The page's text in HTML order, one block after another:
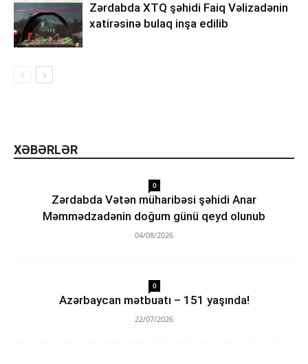
Zərdabda XTQ şəhidi Faiq Vəlizadənin
xatirəsinə bulaq inşa edilib
XƏBƏRLƏR
0
Zərdabda Vətən müharibəsi şəhidi Anar
Məmmədzadənin doğum günü qeyd olunub
04/08/2026
0
Azərbaycan mətbuatı – 151 yaşında!
22/07/2026